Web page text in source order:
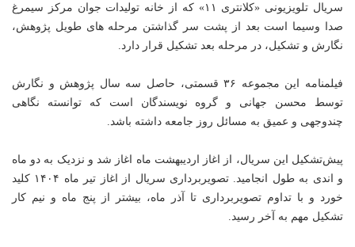
سریال تلویزیونی «کلانتری ۱۱» که از خانه تولیدات جوان مرکز سیمرغ
صدا وسیما است بعد از پشت سر گذاشتن مرحله های طویل پژوهش،
نگارش و تشکیل، در مرحله بعد تشکیل قرار دارد.
فیلمنامه این مجموعه ۳۶ قسمتی، حاصل سه سال پژوهش و نگارش
توسط محسن جهانی و گروه نویسندگان است که توانسته نگاهی
چندوجهی و عمیق به مسائل روز جامعه داشته باشد.
پیش‌تشکیل این سریال، از اغاز اردیبهشت ماه اغاز شد و نزدیک به دو ماه
و اندی به طول انجامید. تصویربرداری سریال از اغاز تیر ماه ۱۴۰۴ کلید
خورد و با تداوم تصویربرداری تا آذر ماه، بیشتر از پنج ماه و نیم کار
تشکیل مهم به آخر رسید.